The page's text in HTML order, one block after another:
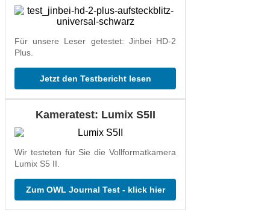
Für unsere Leser getestet: Jinbei HD-2
Plus.
Jetzt den Testbericht lesen
Kameratest: Lumix S5II
Wir testeten für Sie die Vollformatkamera
Lumix S5 II.
Zum OWL Journal Test - klick hier